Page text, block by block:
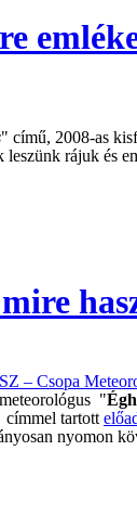
" című, 2008-as
rájuk és
– Csopa
meteorológus "
címmel tartott
nyomon